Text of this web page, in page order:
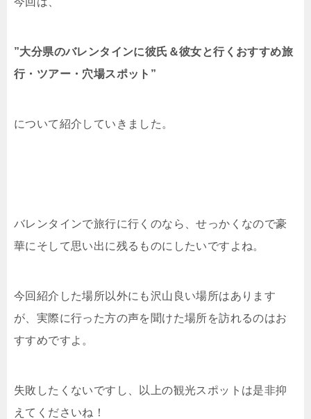
”大分県のバレンタインに彼氏＆彼女と行くおすすめ旅
行・ツアー・穴場スポット”
について紹介していきました。
バレンタインで旅行に行くのなら、せっかくなので豪
華にそして思い出に残るものにしたいですよね。
今回紹介した場所以外にも沢山良い場所はあります
が、実際に行った方の声を聞けた場所を訪れるのはお
すすめですよ。
失敗したくないですし、以上の観光スポットは是非抑
えてくださいね！